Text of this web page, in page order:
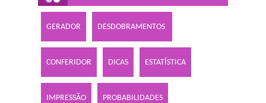
GERADOR DESDOBRAMENTOS
CONFERIDOR DICAS ESTATÍSTICA
IMPRESSÃO PROBABILIDADES